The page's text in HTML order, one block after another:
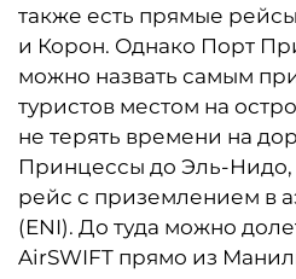
также есть прямые
и Корон. Однако Порт
можно назвать самым
туристов местом на
не терять времени на
Принцессы до Эль-Нидо,
рейс с приземлением в
(ENI). До туда можно
AirSWIFT прямо из